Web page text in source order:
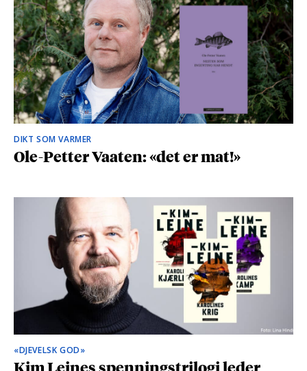
DIKT SOM VARMER
Ole-Petter Vaaten: «det er mat!»
«DJEVELSK GOD»
Kim Leines spenningstrilogi leder